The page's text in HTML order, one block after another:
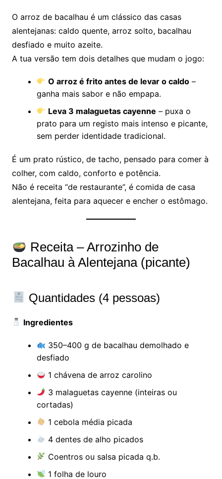
O arroz de bacalhau é um clássico das casas
alentejanas: caldo quente, arroz solto, bacalhau
desfiado e muito azeite.
A tua versão tem dois detalhes que mudam o jogo:
O arroz é frito antes de levar o caldo –
ganha mais sabor e não empapa.
Leva 3 malaguetas cayenne – puxa o
prato para um registo mais intenso e picante,
sem perder identidade tradicional.
É um prato rústico, de tacho, pensado para comer à
colher, com caldo, conforto e potência.
Não é receita “de restaurante”, é comida de casa
alentejana, feita para aquecer e encher o estômago.
Receita – Arrozinho de
Bacalhau à Alentejana (picante)
Quantidades (4 pessoas)
Ingredientes
350–400 g de bacalhau demolhado e
desfiado
1 chávena de arroz carolino
3 malaguetas cayenne (inteiras ou
cortadas)
1 cebola média picada
4 dentes de alho picados
Coentros ou salsa picada q.b.
1 folha de louro